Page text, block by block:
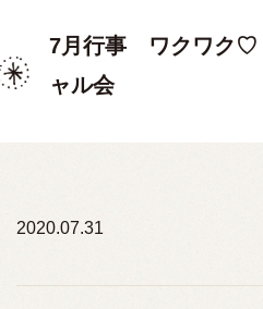
7月行事 ワクワク♡
ャル会
2020.07.31